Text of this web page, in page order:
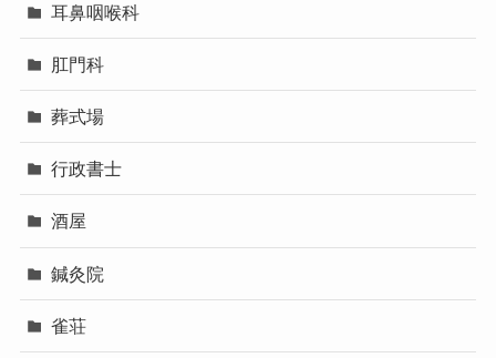
耳鼻咽喉科
肛門科
葬式場
行政書士
酒屋
鍼灸院
雀荘